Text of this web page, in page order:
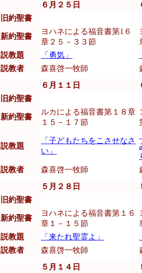
６月２５日
旧約聖書
新約聖書
ヨハネによる福音書第1６
章２５－３３節
説教題
「勇気」
説教者
森喜啓一牧師
６月１１日
旧約聖書
新約聖書
ルカによる福音書第１８章
１５－１７節
説教題
「子どもたちをこさせなさ
い」
説教者
森喜啓一牧師
５月２８日
旧約聖書
新約聖書
ヨハネによる福音書第１６
章１－１５節
説教題
「来たれ聖霊よ」
説教者
森喜啓一牧師
５月１４日